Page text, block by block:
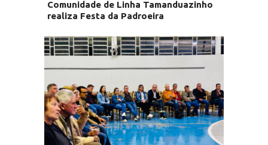
Comunidade de Linha Tamanduazinho
realiza Festa da Padroeira